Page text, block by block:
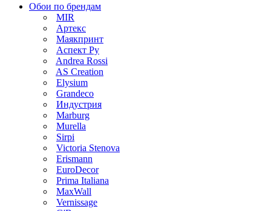
Обои по брендам
MIR
Артекс
Маякпринт
Аспект Ру
Andrea Rossi
AS Creation
Elysium
Grandeco
Индустрия
Marburg
Murella
Sirpi
Victoria Stenova
Erismann
EuroDecor
Prima Italiana
MaxWall
Vernissage